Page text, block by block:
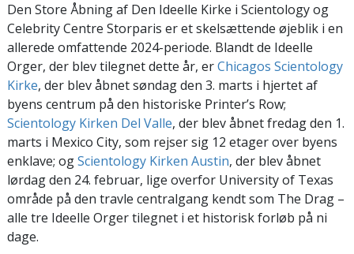
Den Store Åbning af Den Ideelle Kirke i Scientology og
Celebrity Centre Storparis er et skelsættende øjeblik i en
allerede omfattende 2024-periode. Blandt de Ideelle
Orger, der blev tilegnet dette år, erChicagos Scientology
Kirke, der blev åbnet søndag den 3. marts i hjertet af
byens centrum på den historiske Printer’s Row;
Scientology Kirken Del Valle, der blev åbnet fredag den 1.
marts i Mexico City, som rejser sig 12 etager over byens
enklave; ogScientology Kirken Austin, der blev åbnet
lørdag den 24. februar, lige overfor University of Texas
område på den travle centralgang kendt som The Drag –
alle tre Ideelle Orger tilegnet i et historisk forløb på ni
dage.